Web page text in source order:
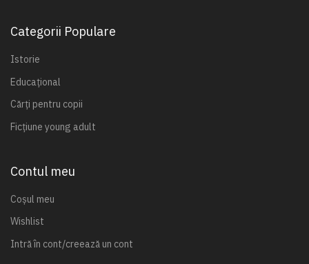
Categorii Populare
Istorie
Educațional
Cărți pentru copii
Ficțiune young adult
Contul meu
Coșul meu
Wishlist
Intră în cont/creează un cont